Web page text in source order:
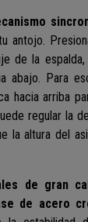
antojo.
de la
abajo. Para
hacia arriba
regular la
la altura del
de gran
de acero